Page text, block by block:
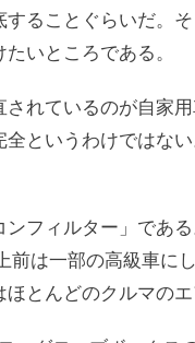
ることぐらいだ。
いところである。
れているのが自家
というわけではな
フィルター」であ
前は一部の高級車に
とんどのクルマの